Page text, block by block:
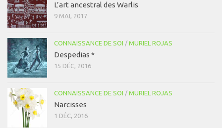
L’art ancestral des Warlis
9 MAI, 2017
CONNAISSANCE DE SOI / MURIEL ROJAS
Despedias *
15 DÉC, 2016
CONNAISSANCE DE SOI / MURIEL ROJAS
Narcisses
1 DÉC, 2016